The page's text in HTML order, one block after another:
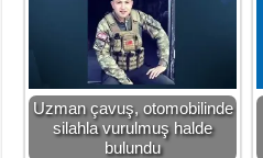
Uzman çavuş, otomobilinde
silahla vurulmuş halde
bulundu